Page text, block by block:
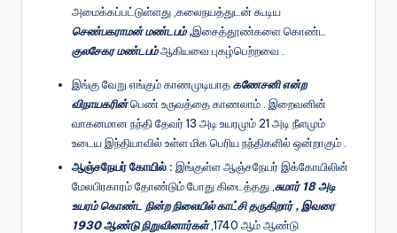
அமைக்கப்பட்டுள்ளது ,கலைநயத்துடன் கூடிய
செண்பகராமன் மண்டபம் ,இசைத்தூண்களை கொண்ட
குலசேகர மண்டபம்ஆகியவை புகழ்பெற்றவை .
இங்கு வேறு எங்கும் காணமுடியாதகணேசனி என்ற
விநாயகரின்பெண் உருவத்தை காணலாம் . இறைவனின்
வாகனமான நந்தி தேவர் 13 அடி உயரமும் 21 அடி நீளமும்
உடைய இந்தியாவில் உள்ள மிக பெரிய நந்திகளில் ஒன்றாகும் .
ஆஞ்சநேயர் கோயில் : இங்குள்ள ஆஞ்சநேயர் இக்கோயிலின்
மேலபிரகாரம் தோண்டும் போது கிடைத்தது , சுமார் 18 அடி
உயரம் கொண்ட நின்ற நிலையில் காட்சி தருகிறார் , இவரை
1930 ஆண்டு நிறுவினார்கள் ,1740 ஆம் ஆண்டு